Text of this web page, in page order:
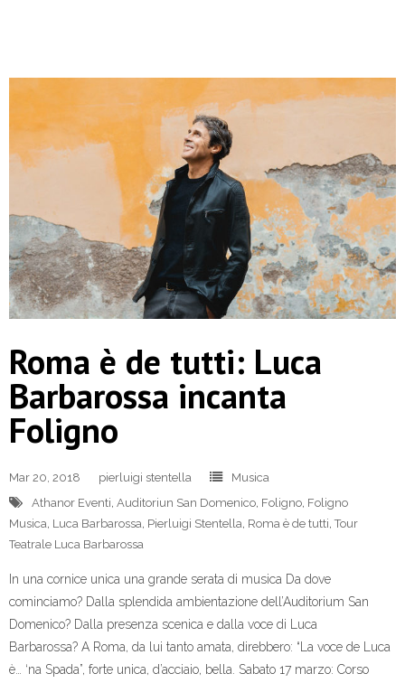
Roma è de tutti: Luca
Barbarossa incanta
Foligno
Mar 20, 2018 pierluigi stentella
Musica
Athanor Eventi Auditoriun San Domenico Foligno Foligno
Musica Luca Barbarossa Pierluigi Stentella Roma è de tutti ,Tour
Teatrale Luca Barbarossa
In una cornice unica una grande serata di musica Da dove
cominciamo? Dalla splendida ambientazione dell’Auditorium San
Domenico? Dalla presenza scenica e dalla voce di Luca
Barbarossa? A Roma, da lui tanto amata, direbbero: “La voce de Luca
è… ‘na Spada”, forte unica, d’acciaio, bella. Sabato 17 marzo: Corso